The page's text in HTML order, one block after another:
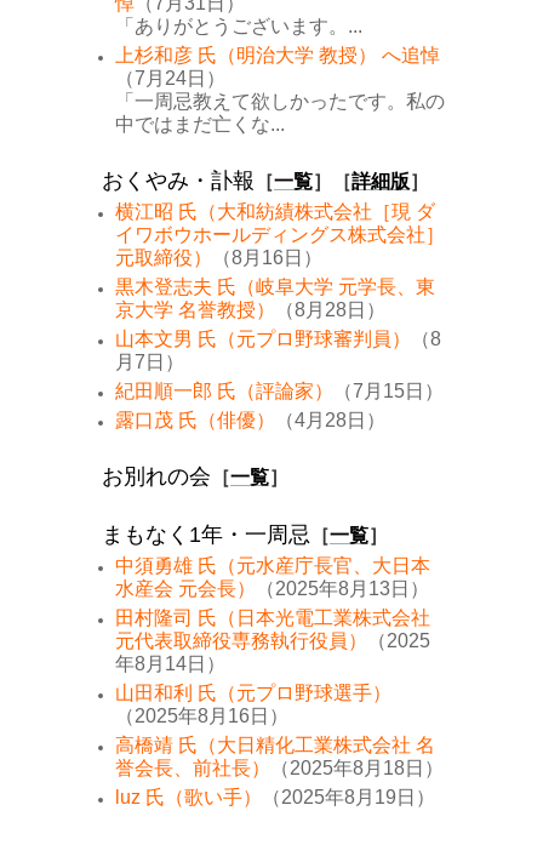
「ありがとうございます。...
上杉和彦 氏（明治大学 教授） へ追悼
（7月24日）
「一周忌教えて欲しかったです。私の
中ではまだ亡くな...
おくやみ・訃報 ［一覧］［詳細版］
横江昭 氏（大和紡績株式会社［現 ダ
イワボウホールディングス株式会社］
元取締役）
（8月16日）
黒木登志夫 氏（岐阜大学 元学長、東
京大学 名誉教授）
（8月28日）
山本文男 氏（元プロ野球審判員）
（8
月7日）
紀田順一郎 氏（評論家）
（7月15日）
露口茂 氏（俳優）
（4月28日）
お別れの会 ［一覧］
まもなく1年・一周忌 ［一覧］
中須勇雄 氏（元水産庁長官、大日本
水産会 元会長）
（2025年8月13日）
田村隆司 氏（日本光電工業株式会社
元代表取締役専務執行役員）
（2025
年8月14日）
山田和利 氏（元プロ野球選手）
（2025年8月16日）
高橋靖 氏（大日精化工業株式会社 名
誉会長、前社長）
（2025年8月18日）
luz 氏（歌い手）
（2025年8月19日）